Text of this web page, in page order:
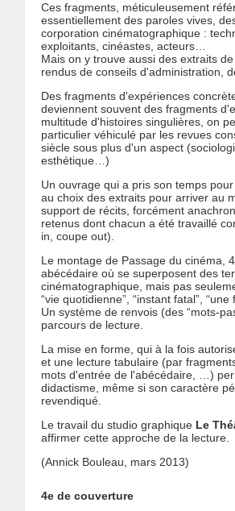
Ces fragments, méticuleusement
essentiellement des paroles vives,
corporation cinématographique :
exploitants, cinéastes, acteurs…
Mais on y trouve aussi des extraits
rendus de conseils d'administration,
Des fragments d'expériences
deviennent souvent des fragments
multitude d'histoires singulières, on
particulier véhiculé par les revues
siècle sous plus d'un aspect
esthétique…)
Un ouvrage qui a pris son temps
au choix des extraits pour arriver au
support de récits, forcément
retenus dont chacun a été travaillé
in, coupe out).
Le montage de Passage du cinéma,
abécédaire où se superposent des
cinématographique, mais pas
“vie quotidienne”, “instant fatal”,
Un système de renvois (des “mots-
parcours de lecture.
La mise en forme, qui à la fois
et une lecture tabulaire (par
mots d'entrée de l'abécédaire, …)
didactisme, même si son caractère
revendiqué.
Le travail du studio graphique Le
affirmer cette approche de la lecture.
(Annick Bouleau, mars 2013)
4e de couverture